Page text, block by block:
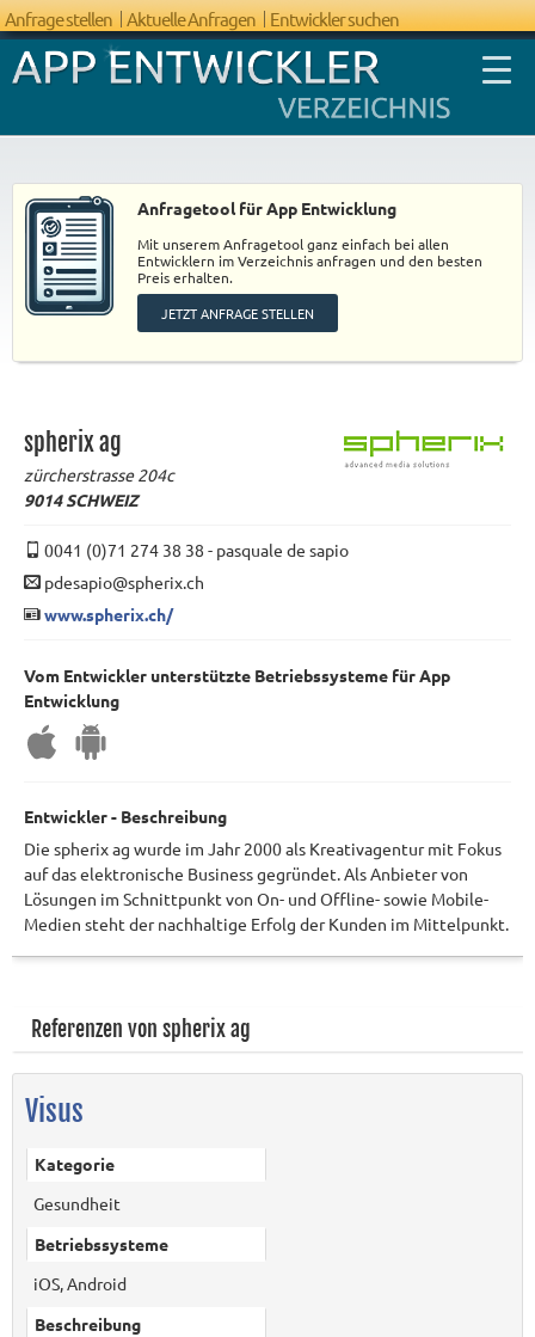
Anfrage stellen Aktuelle Anfragen Entwickler suchen
Anfragetool für App Entwicklung
Mit unserem Anfragetool ganz einfach bei allen
Entwicklern im Verzeichnis anfragen und den besten
Preis erhalten.
JETZT ANFRAGE STELLEN
spherix ag
zürcherstrasse 204c
9014SCHWEIZ
0041 (0)71 274 38 38 - pasquale de sapio
pdesapio@spherix.ch
www.spherix.ch/
Vom Entwickler unterstützte Betriebssysteme für App
Entwicklung
Entwickler - Beschreibung
Die spherix ag wurde im Jahr 2000 als Kreativagentur mit Fokus
auf das elektronische Business gegründet. Als Anbieter von
Lösungen im Schnittpunkt von On- und Offline- sowie Mobile-
Medien steht der nachhaltige Erfolg der Kunden im Mittelpunkt.
Referenzen von spherix ag
Visus
Kategorie
Gesundheit
Betriebssysteme
iOS, Android
Beschreibung